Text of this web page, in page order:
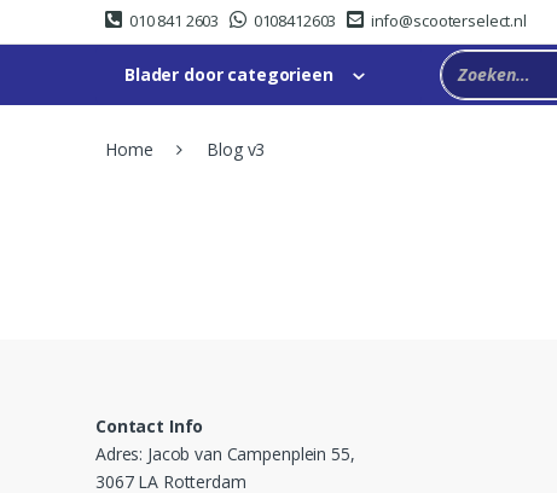
to
to
010 841 2603 0108412603 info@scooterselect.nl
Blader door categorieen
Home Blog v3
Contact Info
Adres: Jacob van Campenplein 55,
3067 LA Rotterdam